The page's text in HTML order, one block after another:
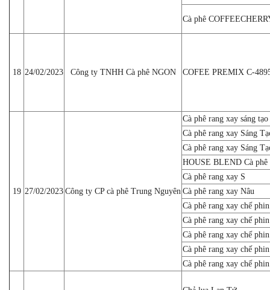
Cà phê
18 24/02/2023 Công ty TNHH Cà phê NGON COFEE PREMIX C-
19 27/02/2023 Công ty CP cà phê Trung Nguyên
Cà phê rang xay sáng tạo
Cà phê rang xay Sáng
Cà phê rang xay Sáng
HOUSE BLEND Cà phê
Cà phê rang xay S
Cà phê rang xay Nâu
Cà phê rang xay chế
Cà phê rang xay chế
Cà phê rang xay chế
Cà phê rang xay chế
Cà phê rang xay chế